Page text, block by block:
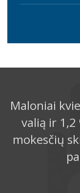
Maloniai
valią ir
mokesčių